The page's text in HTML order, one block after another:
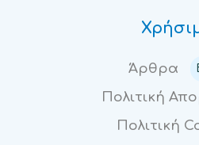
Άρθρα
Πολιτική
Πολιτική